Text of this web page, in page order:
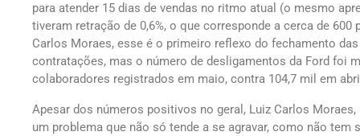
para atender 15 dias de vendas no ritmo atual (o mesmo
tiveram retração de 0,6%, o que corresponde a cerca de
Carlos Moraes, esse é o primeiro reflexo do fechamento
contratações, mas o número de desligamentos da Ford foi
colaboradores registrados em maio, contra 104,7 mil em
Apesar dos números positivos no geral, Luiz Carlos
um problema que não só tende a se agravar, como não